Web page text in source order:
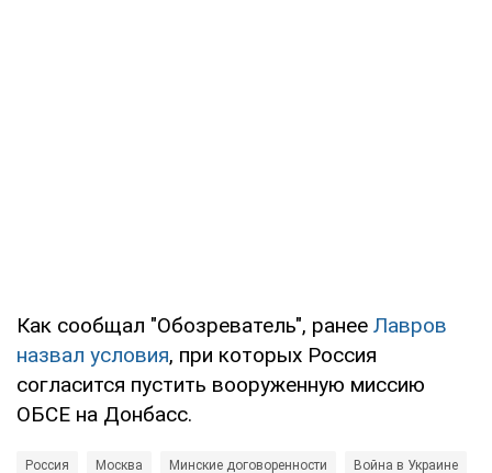
Как сообщал "Обозреватель", ранее Лавров
назвал условия, при которых Россия
согласится пустить вооруженную миссию
ОБСЕ на Донбасс.
Россия Москва Минские договоренности Война в Украине